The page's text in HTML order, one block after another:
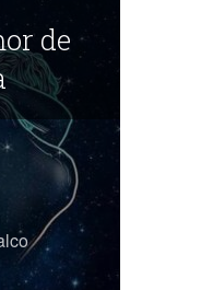
de